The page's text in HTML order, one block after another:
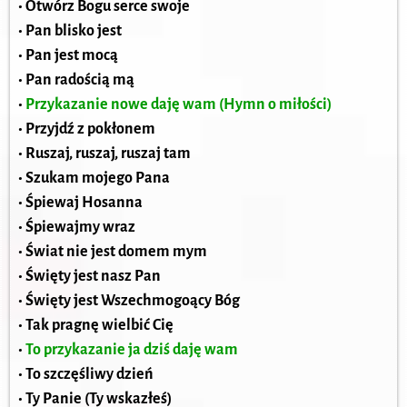
• Otwórz Bogu serce swoje
• Pan blisko jest
• Pan jest mocą
• Pan radością mą
• Przykazanie nowe daję wam (Hymn o miłości)
• Przyjdź z pokłonem
• Ruszaj, ruszaj, ruszaj tam
• Szukam mojego Pana
• Śpiewaj Hosanna
• Śpiewajmy wraz
• Świat nie jest domem mym
• Święty jest nasz Pan
• Święty jest Wszechmogoący Bóg
• Tak pragnę wielbić Cię
•To przykazanie ja dziś daję wam
• To szczęśliwy dzień
• Ty Panie (Ty wskazłeś)